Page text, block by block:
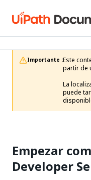
Importante :Este
partir de
La
puede
Empezar
Developer